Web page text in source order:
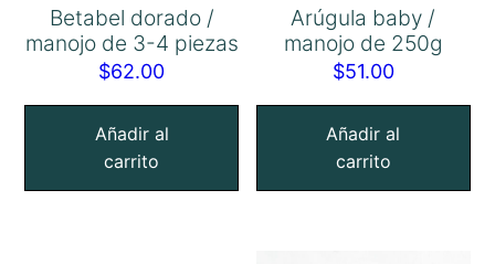
Betabel dorado /
manojo de 3-4 piezas
$62.00
Añadir al
carrito
Arúgula baby /
manojo de 250g
$51.00
Añadir al
carrito